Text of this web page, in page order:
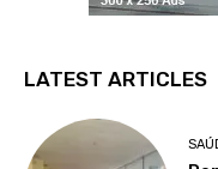
LATEST ARTICLES